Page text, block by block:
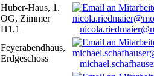
Huber-Haus, 1.
OG, Zimmer
H1.1
Feyerabendhaus,
Erdgeschoss